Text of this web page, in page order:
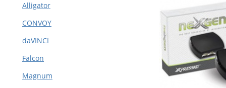
Alligator
CONVOY
daVINCI
Falcon
Magnum